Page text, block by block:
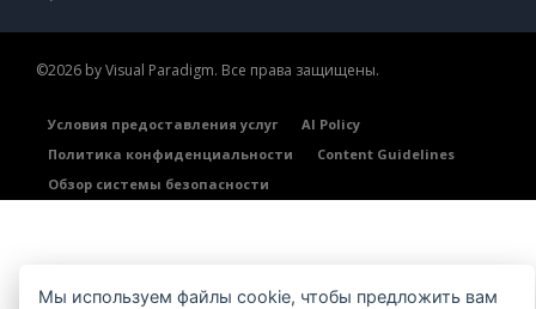
©2026 by Visual Paradigm. Все права защищены.
Условия предоставления услуг
AI Policy
Политика конфиденциальности
Content Guidelines
Обзор системы безопасности
Мы используем файлы cookie, чтобы предложить вам